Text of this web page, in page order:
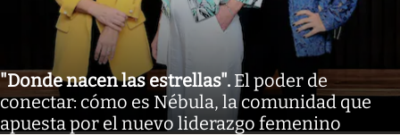
"Donde nacen las estrellas". El poder de
conectar: cómo es Nébula, la comunidad que
apuesta por el nuevo liderazgo femenino